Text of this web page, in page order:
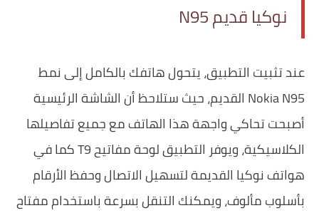
نوكيا قديم N95
عند تثبيت التطبيق، يتحول هاتفك بالكامل إلى نمط
Nokia N95 القديم، حيث ستلاحظ أن الشاشة الرئيسية
أصبحت تحاكي واجهة هذا الهاتف مع جميع تفاصيلها
الكلاسيكية، ويوفر التطبيق لوحة مفاتيح T9 كما في
هواتف نوكيا القديمة لتسهيل الاتصال وحفظ الأرقام
بأسلوب مألوف، ويمكنك التنقل بسرعة باستخدام مفتاح